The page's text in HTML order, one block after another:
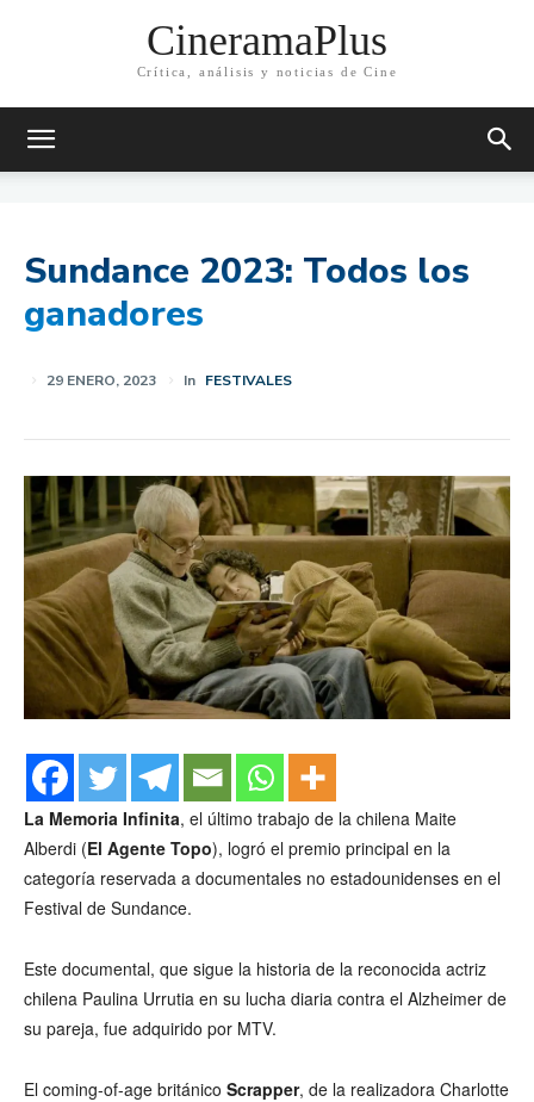
CineramaPlus
Crítica, análisis y noticias de Cine
Sundance 2023: Todos los
ganadores
29 ENERO, 2023 In FESTIVALES
La Memoria Infinita, el último trabajo de la chilena Maite
Alberdi (El Agente Topo), logró el premio principal en la
categoría reservada a documentales no estadounidenses en el
Festival de Sundance.
Este documental, que sigue la historia de la reconocida actriz
chilena Paulina Urrutia en su lucha diaria contra el Alzheimer de
su pareja, fue adquirido por MTV.
El coming-of-age británico Scrapper, de la realizadora Charlotte